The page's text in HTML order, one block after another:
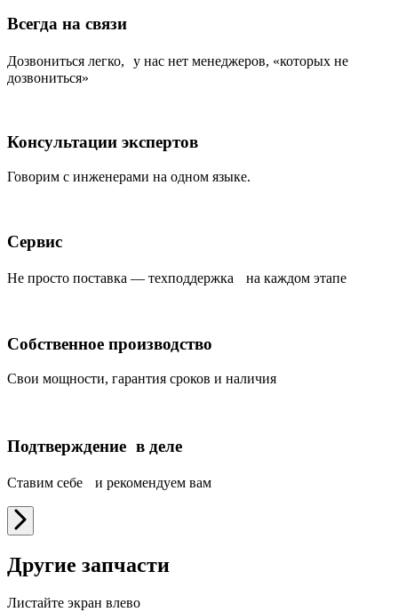
Всегда на связи
Дозвониться легко, у нас нет менеджеров, «которых не
дозвониться»
Консультации экспертов
Говорим с инженерами на одном языке.
Сервис
Не просто поставка — техподдержка на каждом этапе
Собственное производство
Свои мощности, гарантия сроков и наличия
Подтверждение в деле
Ставим себе и рекомендуем вам
Другие запчасти
Листайте экран влево